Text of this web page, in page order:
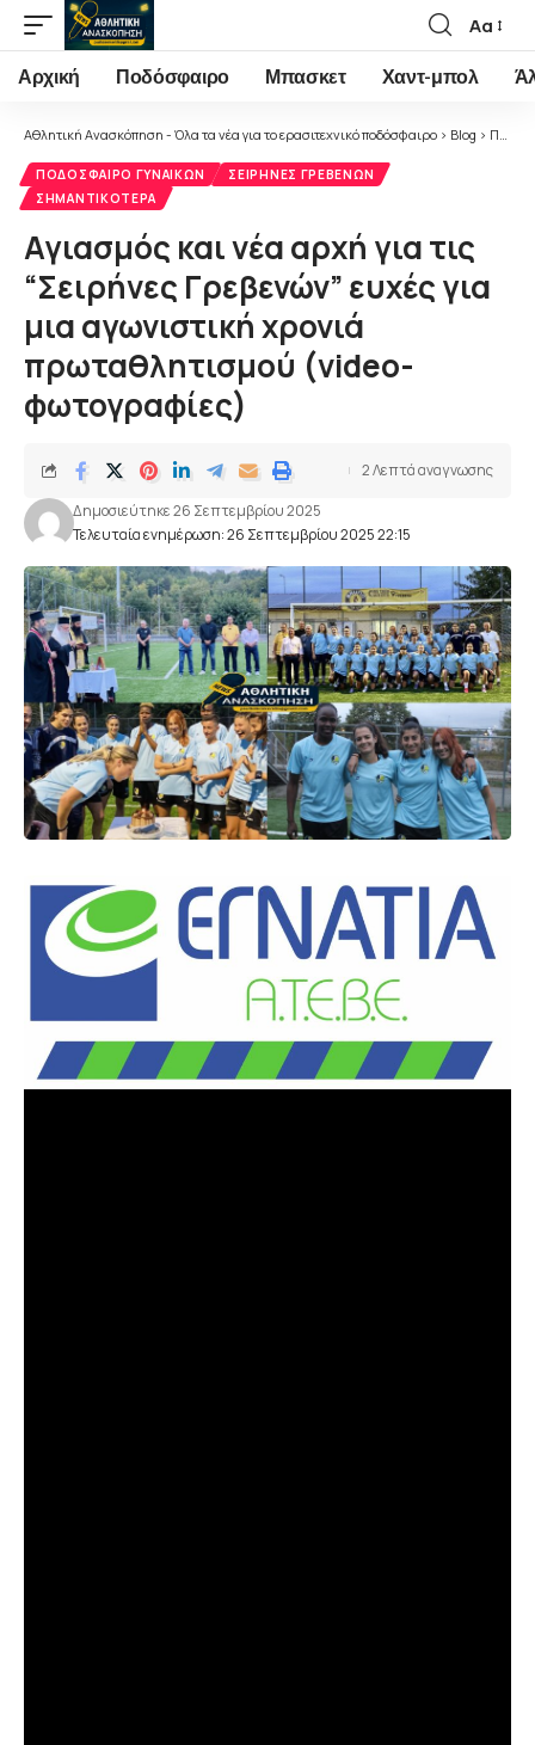
Font
Resizer
Αα
Αρχική Ποδόσφαιρο Μπασκετ Χαντ-μπολ
Αθλητική Ανασκόπηση - Όλα τα νέα για το ερασιτεχνικό ποδόσφαιρο > Blog > Ποδόσφαιρο
ΠΟΔΌΣΦΑΙΡΟ ΓΥΝΑΙΚΏΝ
ΣΕΙΡΉΝΕΣ ΓΡΕΒΕΝΏΝ
ΣΗΜΑΝΤΙΚΌΤΕΡΑ
Αγιασμός και νέα αρχή για τις
“Σειρήνες Γρεβενών” ευχές για
μια αγωνιστική χρονιά
πρωταθλητισμού (video-
φωτογραφίες)
Τελευταία ενημέρωση: 26 Σεπτεμβρίου 2025 22:15
Δημοσιεύτηκε 26 Σεπτεμβρίου 2025
2 Λεπτά αναγνωσης